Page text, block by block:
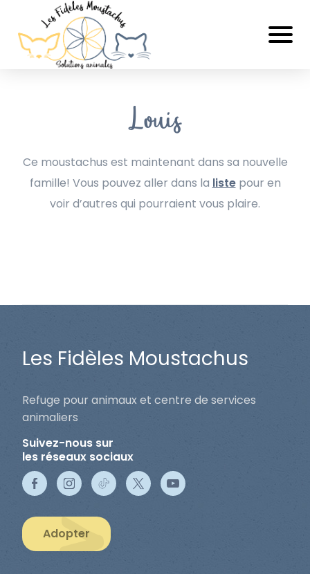
Louis
Ce moustachus est maintenant dans sa nouvelle
famille! Vous pouvez aller dans la listepour en
voir d’autres qui pourraient vous plaire.
Les Fidèles Moustachus
Refuge pour animaux et centre de services
animaliers
Suivez-nous sur
les réseaux sociaux
Adopter